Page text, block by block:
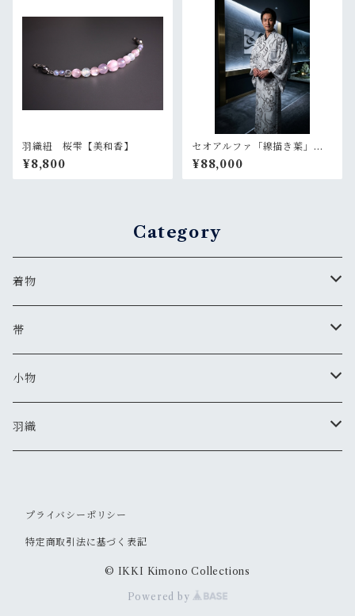
羽織紐 桜雫【美和香】
¥8,800
セオアルファ「線描き葉」ラ
イトグレー【メンズ 単衣
浴衣 プレタ 仕立て上が
り】
¥88,000
Category
着物
夏着物
セオアルファ(レディース)
セオアルファ(メンズ)
帯
半巾帯
小物
美和香
ピアス・イヤリング
羽織
セオアルファ(メンズ)
プライバシーポリシー
特定商取引法に基づく表記
© IKKI Kimono Collections
Powered by